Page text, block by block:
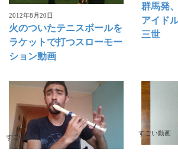
2012年8月20日
火のついたテニスボールを
ラケットで打つスローモー
ション動画
群馬発
アイド
三世
すごい動画
すごい動画